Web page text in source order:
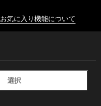
お気に入り機能について
選択